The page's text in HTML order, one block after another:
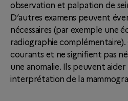
observation et palpation de
D’autres examens peuvent
nécessaires (par exemple une
radiographie complémentaire).
courants et ne signifient pas
une anomalie. Ils peuvent
interprétation de la